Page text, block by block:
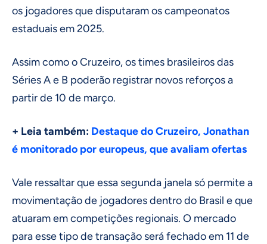
os jogadores que disputaram os campeonatos
estaduais em 2025.
Assim como o Cruzeiro, os times brasileiros das
Séries A e B poderão registrar novos reforços a
partir de 10 de março.
+ Leia também: Destaque do Cruzeiro, Jonathan
é monitorado por europeus, que avaliam ofertas
Vale ressaltar que essa segunda janela só permite a
movimentação de jogadores dentro do Brasil e que
atuaram em competições regionais. O mercado
para esse tipo de transação será fechado em 11 de